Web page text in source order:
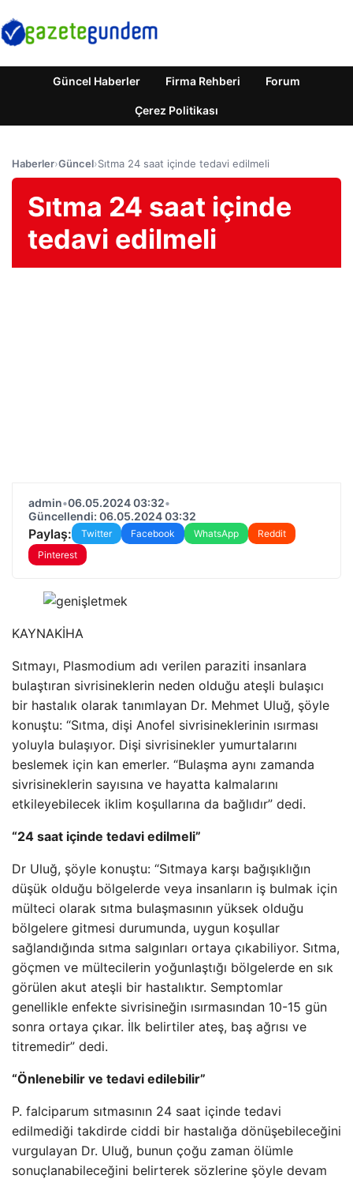
Güncel Haberler Firma Rehberi Forum
Çerez Politikası
Haberler›Güncel›Sıtma 24 saat içinde tedavi edilmeli
Sıtma 24 saat içinde
tedavi edilmeli
admin•06.05.2024 03:32•
Güncellendi: 06.05.2024 03:32
Paylaş: Twitter Facebook WhatsApp
Reddit
Pinterest
KAYNAKİHA
Sıtmayı, Plasmodium adı verilen paraziti insanlara
bulaştıran sivrisineklerin neden olduğu ateşli bulaşıcı
bir hastalık olarak tanımlayan Dr. Mehmet Uluğ, şöyle
konuştu: “Sıtma, dişi Anofel sivrisineklerinin ısırması
yoluyla bulaşıyor. Dişi sivrisinekler yumurtalarını
beslemek için kan emerler. “Bulaşma aynı zamanda
sivrisineklerin sayısına ve hayatta kalmalarını
etkileyebilecek iklim koşullarına da bağlıdır” dedi.
“24 saat içinde tedavi edilmeli”
Dr Uluğ, şöyle konuştu: “Sıtmaya karşı bağışıklığın
düşük olduğu bölgelerde veya insanların iş bulmak için
mülteci olarak sıtma bulaşmasının yüksek olduğu
bölgelere gitmesi durumunda, uygun koşullar
sağlandığında sıtma salgınları ortaya çıkabiliyor. Sıtma,
göçmen ve mültecilerin yoğunlaştığı bölgelerde en sık
görülen akut ateşli bir hastalıktır. Semptomlar
genellikle enfekte sivrisineğin ısırmasından 10-15 gün
sonra ortaya çıkar. İlk belirtiler ateş, baş ağrısı ve
titremedir” dedi.
“Önlenebilir ve tedavi edilebilir”
P. falciparum sıtmasının 24 saat içinde tedavi
edilmediği takdirde ciddi bir hastalığa dönüşebileceğini
vurgulayan Dr. Uluğ, bunun çoğu zaman ölümle
sonuçlanabileceğini belirterek sözlerine şöyle devam